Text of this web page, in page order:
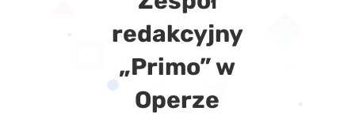
redakcyjny
„Primo” w
Operze